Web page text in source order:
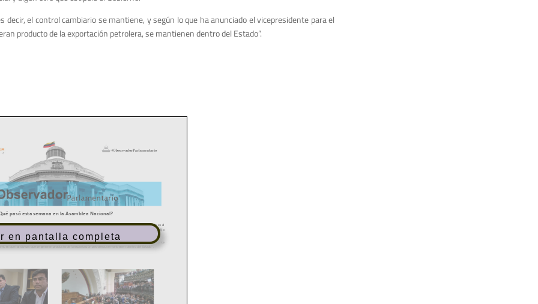
el control cambiario se mantiene, y según lo que ha anunciado el vicepresidente para el
producto de la exportación petrolera, se mantienen dentro del Estado”.
en pantalla completa